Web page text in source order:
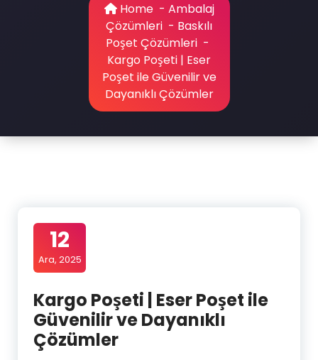
Home- Ambalaj
Çözümleri - Baskılı
Poşet Çözümleri -
Kargo Poşeti | Eser
Poşet ile Güvenilir ve
Dayanıklı Çözümler
12
Ara, 2025
Kargo Poşeti | Eser Poşet ile
Güvenilir ve Dayanıklı
Çözümler